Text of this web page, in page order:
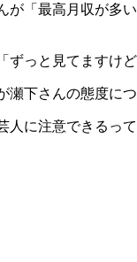
が「最高月収が
ずっと見てますけ
下さんの態度に
人に注意できるっ